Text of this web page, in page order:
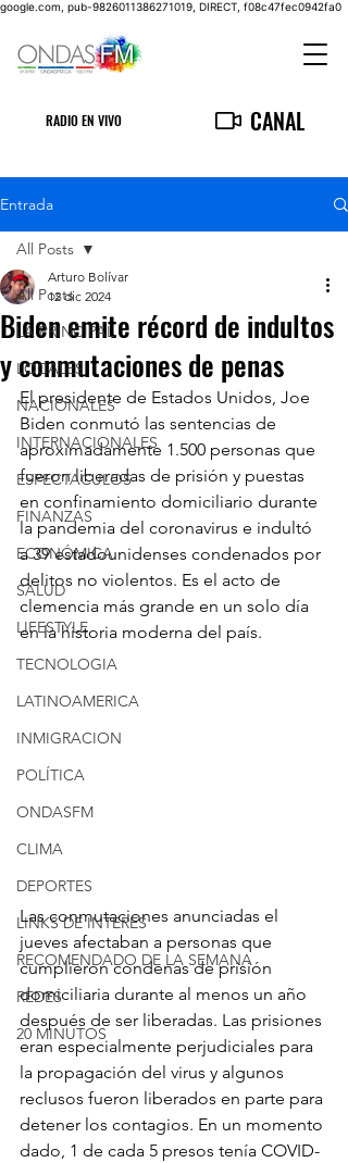
google.com, pub-9826011386271019, DIRECT, f08c47fec0942fa0
RADIO EN VIVO CANAL
Entrada
All Posts
LA PRINCIPAL
LOCALES
NACIONALES
INTERNACIONALES
ESPECTACULOS
FINANZAS
ECONÓMICA
SALUD
LIFESTYLE
TECNOLOGIA
LATINOAMERICA
INMIGRACION
POLÍTICA
ONDASFM
CLIMA
DEPORTES
LINKS DE INTERES
RECOMENDADO DE LA SEMANA
REDES
20 MINUTOS
All Posts
Biden emite récord de indultos
y conmutaciones de penas
Arturo Bolívar
12 dic 2024
El presidente de Estados Unidos, Joe
Biden conmutó las sentencias de
aproximadamente 1.500 personas que
fueron liberadas de prisión y puestas
en confinamiento domiciliario durante
la pandemia del coronavirus e indultó
a 39 estadounidenses condenados por
delitos no violentos. Es el acto de
clemencia más grande en un solo día
en la historia moderna del país.
Las conmutaciones anunciadas el
jueves afectaban a personas que
cumplieron condenas de prisión
domiciliaria durante al menos un año
después de ser liberadas. Las prisiones
eran especialmente perjudiciales para
la propagación del virus y algunos
reclusos fueron liberados en parte para
detener los contagios. En un momento
dado, 1 de cada 5 presos tenía COVID-